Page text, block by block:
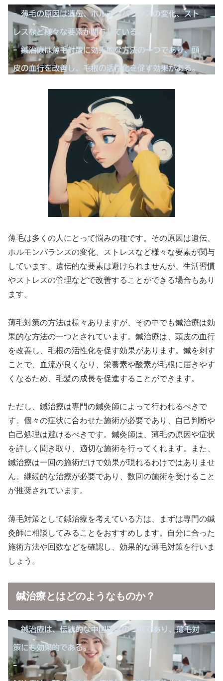
薄毛は多くの人にとって悩みの種です。その原因は遺伝、
ホルモンバランスの変化、ストレスなど様々な要素が関与
しています。遺伝的な要素は避けられませんが、生活習慣
やストレスの管理などで改善することができる場合もあり
ます。
薄毛対策の方法は様々ありますが、その中でも鍼治療は効
果的な方法の一つとされています。鍼治療は、頭皮の血行
を改善し、毛根の活性化を促す効果があります。鍼を刺す
ことで、血流が良くなり、栄養素や酸素が毛根に届きやす
くなるため、毛髪の成長を促進することができます。
ただし、鍼治療は専門の鍼灸師によって行われるべきで
す。個々の症状に合わせた施術が必要であり、自己判断や
自己処理は避けるべきです。鍼灸師は、薄毛の原因や症状
を詳しく聞き取り、適切な施術を行ってくれます。また、
鍼治療は一回の施術だけで効果が現れるわけではありませ
ん。継続的な治療が必要であり、数回の施術を受けること
が推奨されています。
薄毛対策として鍼治療を考えている方は、まずは専門の鍼
灸師に相談してみることをおすすめします。自分に合った
施術方法や回数などを確認し、効果的な薄毛対策を行いま
しょう。
鍼治療とはどのようなものか？